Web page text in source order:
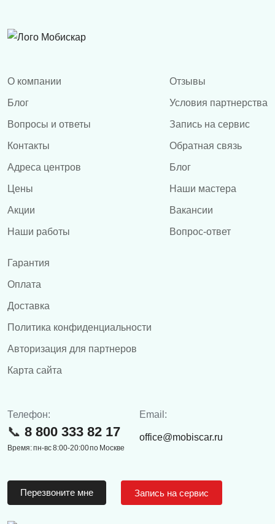
О компании
Блог
Вопросы и ответы
Контакты
Адреса центров
Цены
Акции
Наши работы
Отзывы
Условия партнерства
Запись на сервис
Обратная связь
Блог
Наши мастера
Вакансии
Вопрос-ответ
Гарантия
Оплата
Доставка
Политика конфиденциальности
Авторизация для партнеров
Карта сайта
Телефон:
8 800 333 82 17
Время: пн-вс 8:00-20:00 по Москве
Email:
office@mobiscar.ru
Перезвоните мне Запись на сервис